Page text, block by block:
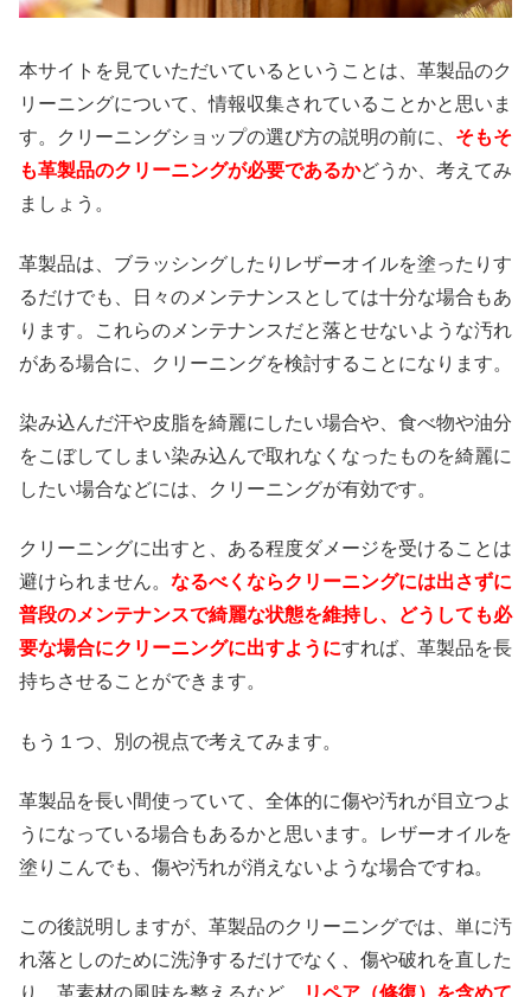
本サイトを見ていただいているということは、革製品のク
リーニングについて、情報収集されていることかと思いま
す。クリーニングショップの選び方の説明の前に、 そもそ
も革製品のクリーニングが必要であるかどうか、考えてみ
ましょう。
革製品は、ブラッシングしたりレザーオイルを塗ったりす
るだけでも、日々のメンテナンスとしては十分な場合もあ
ります。これらのメンテナンスだと落とせないような汚れ
がある場合に、クリーニングを検討することになります。
染み込んだ汗や皮脂を綺麗にしたい場合や、食べ物や油分
をこぼしてしまい染み込んで取れなくなったものを綺麗に
したい場合などには、クリーニングが有効です。
クリーニングに出すと、ある程度ダメージを受けることは
避けられません。 なるべくならクリーニングには出さずに
普段のメンテナンスで綺麗な状態を維持し、どうしても必
要な場合にクリーニングに出すようにすれば、革製品を長
持ちさせることができます。
もう１つ、別の視点で考えてみます。
革製品を長い間使っていて、全体的に傷や汚れが目立つよ
うになっている場合もあるかと思います。レザーオイルを
塗りこんでも、傷や汚れが消えないような場合ですね。
この後説明しますが、革製品のクリーニングでは、単に汚
れ落としのために洗浄するだけでなく、傷や破れを直した